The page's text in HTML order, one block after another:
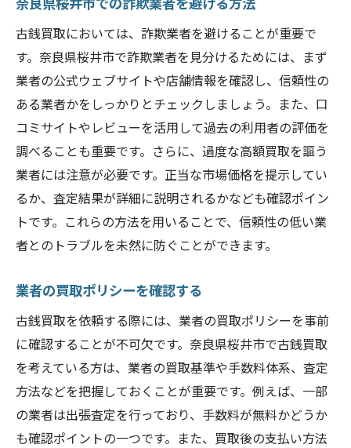
古銭買取においては、詐欺業者を避けることが重要で
す。奈良県桜井市で詐欺業者を見分けるためには、まず
業者の公式ウェブサイトや店舗情報を確認し、信頼性の
ある業者かをしっかりとチェックしましょう。また、口
コミサイトやレビューを活用して過去の利用者の評価を
調べることも重要です。さらに、過度な高額買取を謳う
業者には注意が必要です。正当な市場価格を提示してい
るか、査定結果が詳細に説明されるかなども確認ポイン
トです。これらの方法を用いることで、信頼性の低い業
者とのトラブルを未然に防ぐことができます。
業者の買取ポリシーを確認する
古銭買取を依頼する際には、業者の買取ポリシーを事前
に確認することが不可欠です。奈良県桜井市で古銭買取
を考えている方は、業者の買取基準や手数料体系、査定
方法などを把握しておくことが重要です。例えば、一部
の業者は出張査定を行っており、手数料が無料かどうか
も確認ポイントの一つです。また、買取後の支払い方法